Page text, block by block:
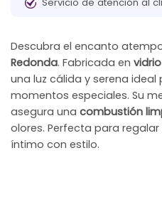
Descubra el encanto
Redonda. Fabricada en
una luz cálida y serena
momentos especiales. Su
asegura una combustión
olores. Perfecta para
íntimo con estilo.